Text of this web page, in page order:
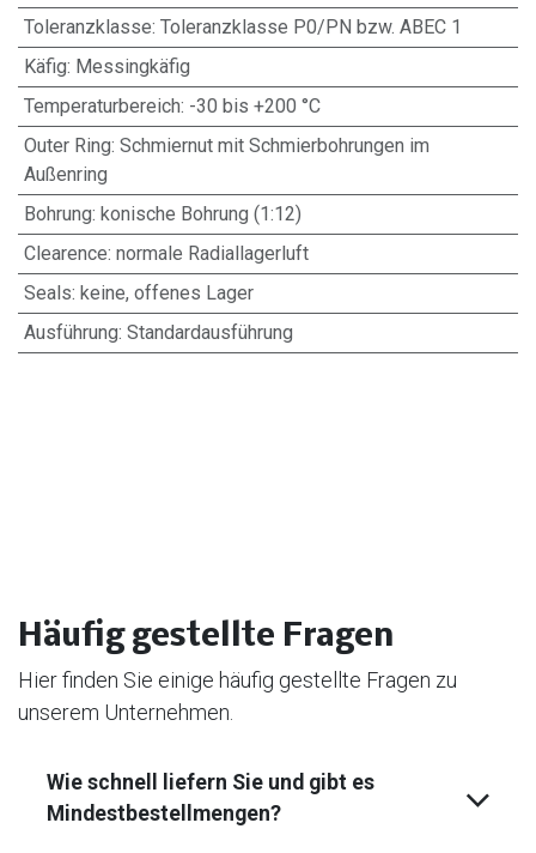
Toleranzklasse: Toleranzklasse P0/PN bzw. ABEC 1
Käfig: Messingkäfig
Temperaturbereich: -30 bis +200 °C
Outer Ring: Schmiernut mit Schmierbohrungen im
Außenring
Bohrung: konische Bohrung (1:12)
Clearence: normale Radiallagerluft
Seals: keine, offenes Lager
Ausführung: Standardausführung
Häufig gestellte Fragen
Hier finden Sie einige häufig gestellte Fragen zu
unserem Unternehmen.
Wie schnell liefern Sie und gibt es
Mindest­bestell­mengen?